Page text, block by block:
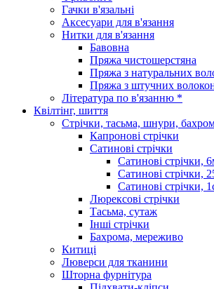
Гачки в'язальні
Аксесуари для в'язання
Нитки для в'язання
Бавовна
Пряжа чистошерстяна
Пряжа з натуральних
Пряжа з штучних
Література по в'язанню *
Квілтінг, шиття
Стрічки, тасьма, шнури,
Капронові стрічки
Сатинові стрічки
Сатинові стрічки,
Сатинові стрічки,
Сатинові стрічки,
Люрексові стрічки
Тасьма, сутаж
Інші стрічки
Бахрома, мереживо
Китиці
Люверси для тканини
Шторна фурнітура